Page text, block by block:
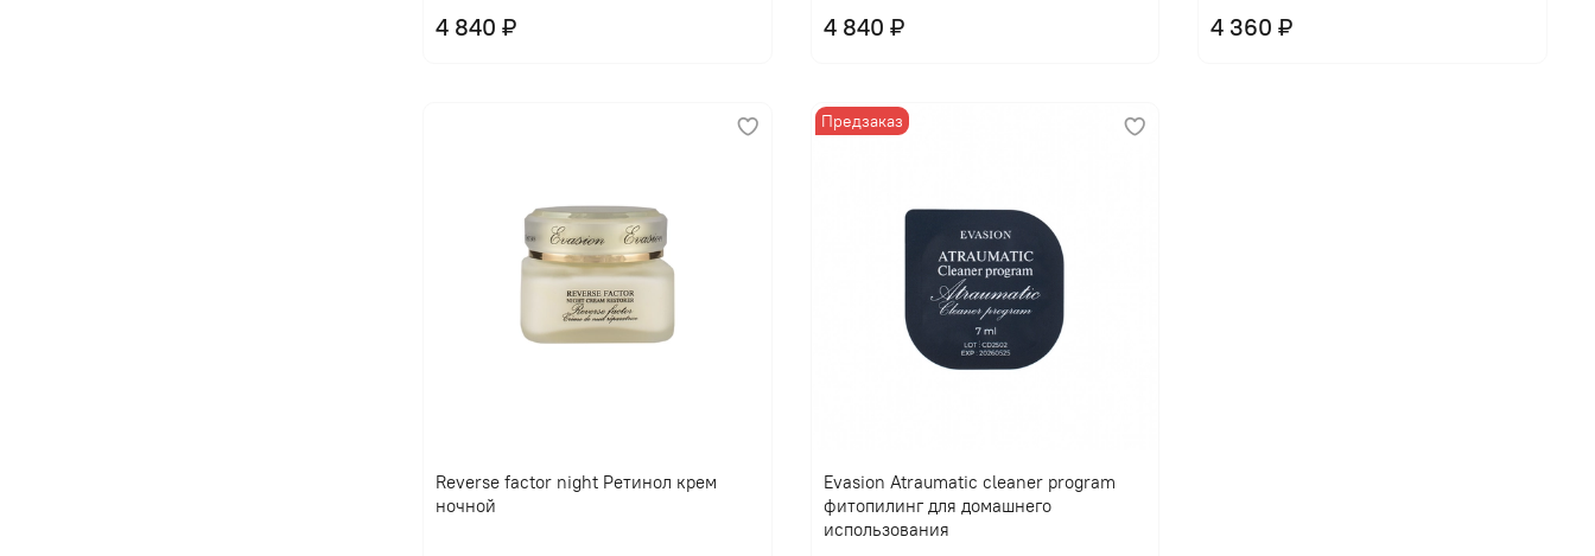
4 840 ₽ 4 840 ₽ 4 360 ₽
Reverse factor night Ретинол крем
ночной
Предзаказ
Evasion Atraumatic cleaner program
фитопилинг для домашнего
использования